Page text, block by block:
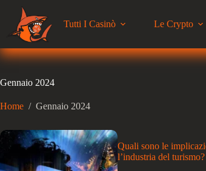
contenuto
Tutti I Casinò Le Crypto
Gennaio 2024
Home / Gennaio 2024
Quali sono le
l’industria del turismo?